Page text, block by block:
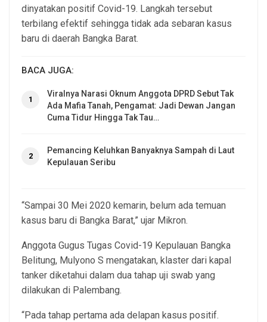
dinyatakan positif Covid-19. Langkah tersebut
terbilang efektif sehingga tidak ada sebaran kasus
baru di daerah Bangka Barat.
BACA JUGA:
1
Viralnya Narasi Oknum Anggota DPRD Sebut Tak
Ada Mafia Tanah, Pengamat: Jadi Dewan Jangan
Cuma Tidur Hingga Tak Tau…
2
Pemancing Keluhkan Banyaknya Sampah di Laut
Kepulauan Seribu
“Sampai 30 Mei 2020 kemarin, belum ada temuan
kasus baru di Bangka Barat,” ujar Mikron.
Anggota Gugus Tugas Covid-19 Kepulauan Bangka
Belitung, Mulyono S mengatakan, klaster dari kapal
tanker diketahui dalam dua tahap uji swab yang
dilakukan di Palembang.
“Pada tahap pertama ada delapan kasus positif.